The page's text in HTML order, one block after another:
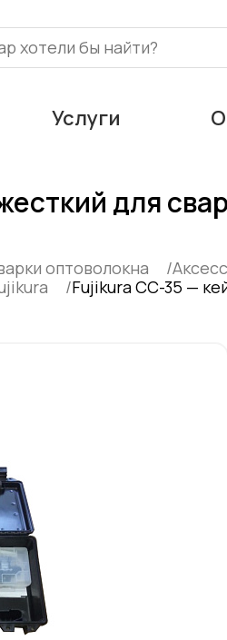
Услуги
для
оптоволокна
Fujikura CC-35 —